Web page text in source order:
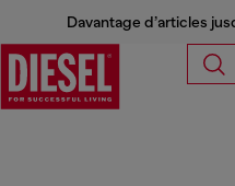
Davantage d’articles